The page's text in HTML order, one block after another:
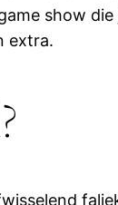
show
extra.